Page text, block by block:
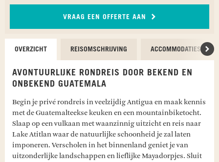
VRAAG EEN OFFERTE AAN
OVERZICHT REISOMSCHRIJVING ACCOMMODATIES
AVONTUURLIJKE RONDREIS DOOR BEKEND EN
ONBEKEND GUATEMALA
Begin je privé rondreis in veelzijdig Antigua en maak kennis
met de Guatemalteekse keuken en een mountainbiketocht.
Slaap op een vulkaan met waanzinnig uitzicht en reis naar
Lake Atitlan waar de natuurlijke schoonheid je zal laten
imponeren. Verscholen in het binnenland geniet je van
uitzonderlijke landschappen en lieflijke Mayadorpjes. Sluit